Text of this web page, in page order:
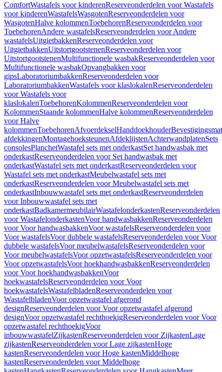
ComfortWastafels voor kinderenReserveonderdelen voor Wastafels
voor kinderenWastafelsWasgotenReserveonderdelen voor
WasgotenHalve kolommenToebehorenReserveonderdelen voor
ToebehorenAndere wastafelsReserveonderdelen voor Andere
wastafelsUitgietbakkenReserveonderdelen voor
UitgietbakkenUitstortgootstenenReserveonderdelen voor
UitstortgootstenenMultifunctionele wasbakReserveonderdelen voor
Multifunctionele wasbakOpvangbakken voor
gipsLaboratoriumbakkenReserveonderdelen voor
LaboratoriumbakkenWastafels voor klaslokalenReserveonderdelen
voor Wastafels voor
klaslokalenToebehorenKolommenReserveonderdelen voor
KolommenStaande kolommenHalve kolommenReserveonderdelen
voor Halve
kolommenToebehorenAfvoerdekselHanddoekhouder
afdekkingenMontagehoeksteunenAfdeklijstenAchterwandplatenSets
consolesPlanchetWastafel sets met onderkastSet handwasbak met
onderkastReserveonderdelen voor Set handwasbak met
onderkastWastafel sets met onderkastReserveonderdelen voor
Wastafel sets met onderkastMeubelwastafel sets met
onderkastReserveonderdelen voor Meubelwastafel sets met
onderkastInbouwwastafel sets met onderkastReserveonderdelen
voor Inbouwwastafel sets met
onderkastBadkamermeubilairWastafelonderkastenReserveonderdelen
voor WastafelonderkastenVoor handwasbakkenReserveonderdelen
voor Voor handwasbakkenVoor wastafelsReserveonderdelen voor
Voor wastafelsVoor dubbele wastafelsReserveonderdelen voor Voor
dubbele wastafelsVoor meubelwastafelsReserveonderdelen voor
Voor meubelwastafelsVoor opzetwastafelsReserveonderdelen voor
Voor opzetwastafelsVoor hoekhandwasbakkenReserveonderdelen
voor Voor hoekhandwasbakkenVoor
hoekwastafelsReserveonderdelen voor Voor
hoekwastafelsWastafelbladenReserveonderdelen voor
WastafelbladenVoor opzetwastafel afgerond
designReserveonderdelen voor Voor opzetwastafel afgerond
designVoor opzetwastafel rechthoekigReserveonderdelen voor Voor
opzetwastafel rechthoekigVoor
inbouwwastafelZijkastenReserveonderdelen voor ZijkastenLage
zijkastenReserveonderdelen voor Lage zijkastenHoge
kastenReserveonderdelen voor Hoge kastenMiddelhoge
kastenReserveonderdelen voor Middelhoge